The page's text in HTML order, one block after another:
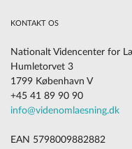
KONTAKT OS
Nationalt Videncenter for
Humletorvet 3
1799 København V
+45 41 89 90 90
info@videnomlaesning.dk
EAN 5798009882882